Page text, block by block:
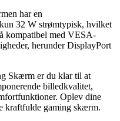
har en
32 W strømtypisk, hvilket
kompatibel med VESA-
herunder DisplayPort
Skærm er du klar til at
billedkvalitet,
Oplev dine
kraftfulde gaming skærm.